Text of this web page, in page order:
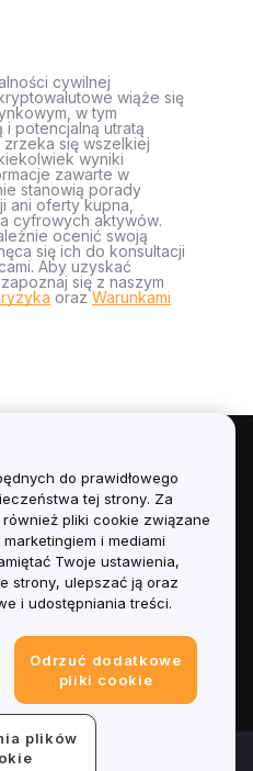
cywilnej
wiąże się
w tym
i potencjalną utratą
zrzeka się wszelkiej
wyniki
zawarte w
stanowią porady
ani oferty kupna,
cyfrowych aktywów.
ocenić swoją
się ich do konsultacji
Aby uzyskać
się z naszym
orazWarunkami
reserved.
do prawidłowego
tej strony. Za
pliki cookie związane
i mediami
Twoje ustawienia,
strony, ulepszać ją oraz
i udostępniania treści.
Odrzuć dodatkowe
pliki cookie
plików